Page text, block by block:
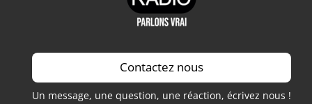
Contactez nous
Un message, une question, une réaction, écrivez nous !